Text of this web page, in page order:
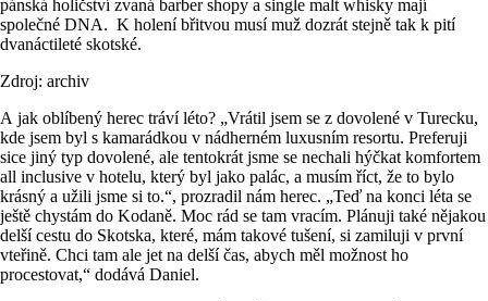
pánská holičství zvaná barber shopy a single malt whisky mají
společné DNA. K holení břitvou musí muž dozrát stejně tak k pití
dvanáctileté skotské.
Zdroj: archiv
A jak oblíbený herec tráví léto? „Vrátil jsem se z dovolené v Turecku,
kde jsem byl s kamarádkou v nádherném luxusním resortu. Preferuji
sice jiný typ dovolené, ale tentokrát jsme se nechali hýčkat komfortem
all inclusive v hotelu, který byl jako palác, a musím říct, že to bylo
krásný a užili jsme si to.“, prozradil nám herec. „Teď na konci léta se
ještě chystám do Kodaně. Moc rád se tam vracím. Plánuji také nějakou
delší cestu do Skotska, které, mám takové tušení, si zamiluji v první
vteřině. Chci tam ale jet na delší čas, abych měl možnost ho
procestovat,“ dodává Daniel.